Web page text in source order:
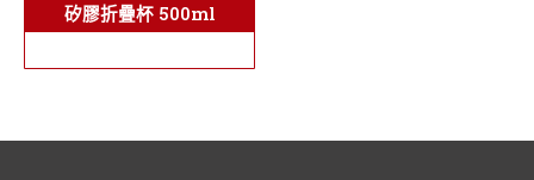
矽膠折疊杯 500ml